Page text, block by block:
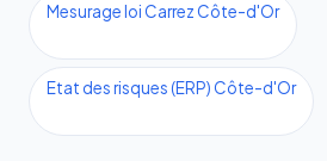
Mesurage loi Carrez Côte-d'Or
Etat des risques (ERP) Côte-d'Or